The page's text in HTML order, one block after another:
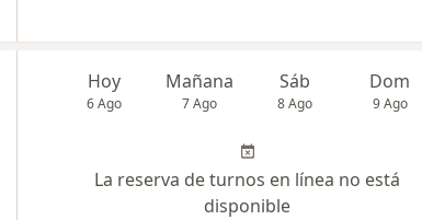
Hoy
6 Ago
Mañana
7 Ago
Sáb
8 Ago
Dom
9 Ago
La reserva de turnos en línea no está
disponible